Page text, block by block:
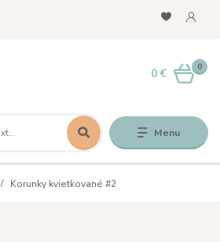
Menu
0
0 €
Korunky kvietkované #2